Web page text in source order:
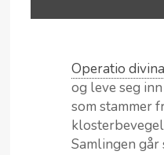
Operatio divina
og leve seg
som stammer
Samlingen går